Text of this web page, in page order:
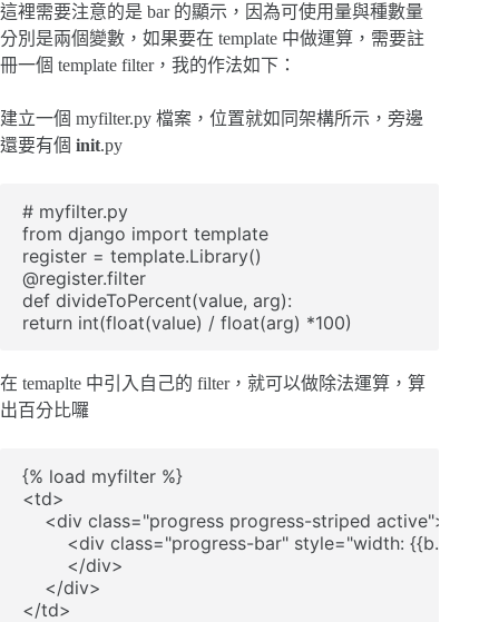
這裡需要注意的是 bar 的顯示，因為可使用量與種數量
分別是兩個變數，如果要在 template 中做運算，需要註
冊一個 template filter，我的作法如下：
建立一個 myfilter.py 檔案，位置就如同架構所示，旁邊
還要有個 init.py
# myfilter.py
from django import template
register = template.Library()
@register.filter
def divideToPercent(value, arg):
return int(float(value) / float(arg) *100)
在 temaplte 中引入自己的 filter，就可以做除法運算，算
出百分比囉
{% load myfilter %}
<td>
    <div class="progress progress-striped active">
<div class="progress-bar" style="width:
        </div>
    </div>
</td>